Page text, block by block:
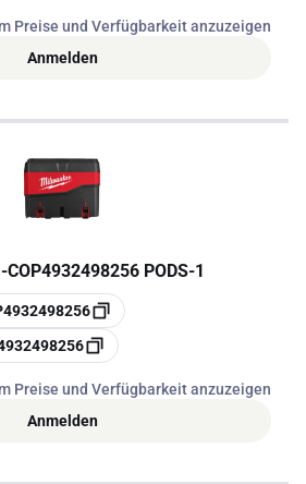
Preise und Verfügbarkeit anzuzeigen
Anmelden
-COP4932498256 PODS-1
Preise und Verfügbarkeit anzuzeigen
Anmelden